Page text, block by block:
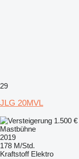
29
JLG 20MVL
1.500 €
Mastbühne
2019
178 M/Std.
Kraftstoff Elektro